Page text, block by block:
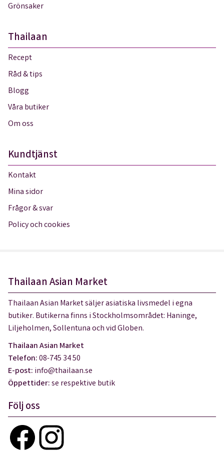
Grönsaker
Thailaan
Recept
Råd & tips
Blogg
Våra butiker
Om oss
Kundtjänst
Kontakt
Mina sidor
Frågor & svar
Policy och cookies
Thailaan Asian Market
Thailaan Asian Market säljer asiatiska livsmedel i egna
butiker. Butikerna finns i Stockholmsområdet: Haninge,
Liljeholmen, Sollentuna och vid Globen.
Thailaan Asian Market
Telefon:08-745 34 50
E-post: info@thailaan.se
Öppettider:se respektive butik
Följ oss